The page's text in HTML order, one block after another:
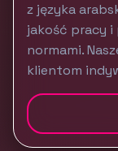
z języka
jakość pracy i
normami.
klientom